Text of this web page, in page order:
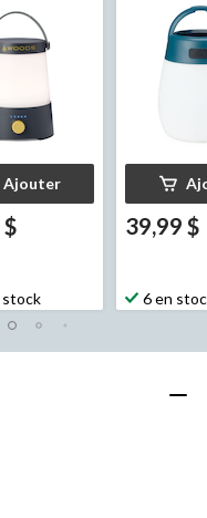
lumens,
Ajouter
stock
lumens,
39,99 $
6 en